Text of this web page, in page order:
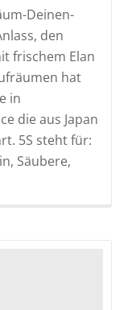
Deinen-
den
frischem Elan
hat
in
die aus Japan
5S steht für:
Säubere,